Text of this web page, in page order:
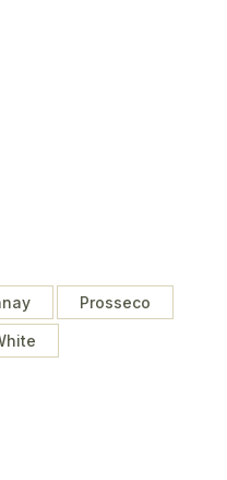
Prosseco